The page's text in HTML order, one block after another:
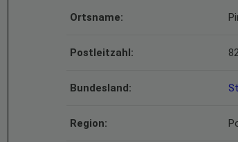
Ortsname:
Postleitzahl:
Bundesland:
Region: